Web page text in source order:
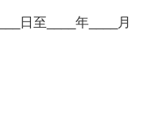
日至____年____月